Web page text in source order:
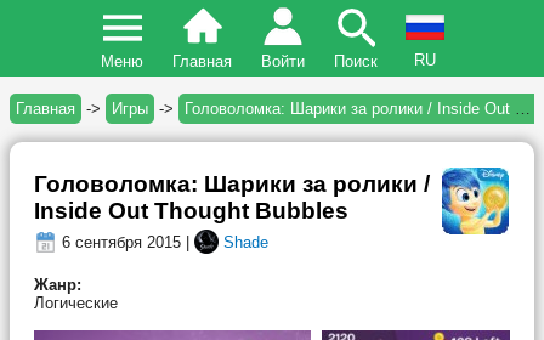
Меню Главная Войти Поиск RU
Главная -> Игры -> Головоломка: Шарики за ролики / Inside Out Thought Bubbles
Головоломка: Шарики за ролики /
Inside Out Thought Bubbles
6 сентября 2015 | Shade
Жанр:
Логические